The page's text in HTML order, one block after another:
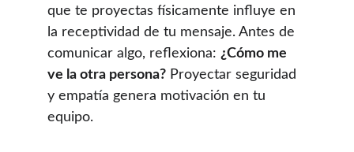
que te proyectas físicamente influye en
la receptividad de tu mensaje. Antes de
comunicar algo, reflexiona: ¿Cómo me
ve la otra persona? Proyectar seguridad
y empatía genera motivación en tu
equipo.